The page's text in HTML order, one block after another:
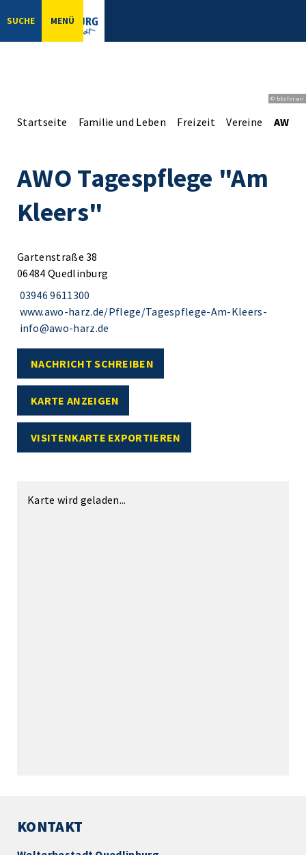
SUCHE MENÜ
© bbsferrari
Startseite Familie und Leben Freizeit Vereine AWO
AWO Tagespflege "Am
Kleers"
Gartenstraße 38
06484 Quedlinburg
03946 9611300
www.awo-harz.de/Pflege/Tagespflege-Am-Kleers-
info@awo-harz.de
NACHRICHT SCHREIBEN
KARTE ANZEIGEN
VISITENKARTE EXPORTIEREN
Karte wird geladen...
KONTAKT